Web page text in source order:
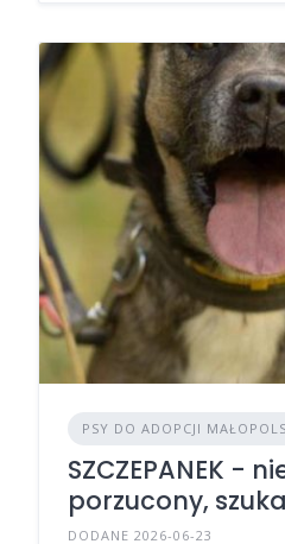
PSY DO ADOPCJI
SZCZEPANEK -
porzucony,
DODANE 2026-06-23